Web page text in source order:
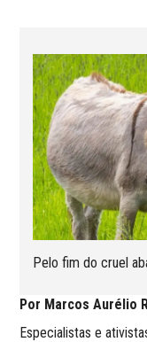
Pelo fim do cruel
Por Marcos Aurélio
Especialistas e